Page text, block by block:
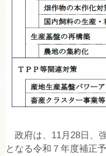
政府は、11月28日、
となる令和７年度補正